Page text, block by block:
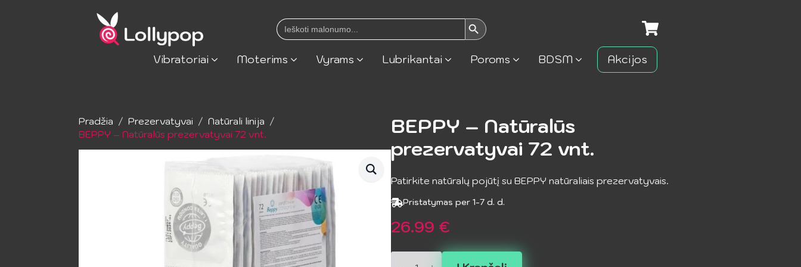
Search
for:
Search Button
Vibratoriai Moterims Vyrams Lubrikantai Poroms BDSM Akcijos
Pradžia Prezervatyvai
Natūrali linija
BEPPY – Natūralūs prezervatyvai 72 vnt.
BEPPY – Natūralūs
prezervatyvai 72 vnt.
Patirkite natūralų pojūtį su BEPPY natūraliais prezervatyvais.
Pristatymas per 1-7 d. d.
26.99 €
produkto